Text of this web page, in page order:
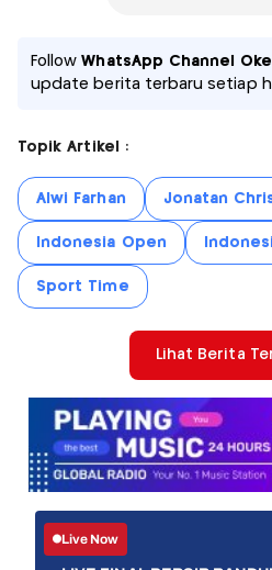
FollowWhatsApp Channel
update berita terbaru setiap
Topik Artikel :
Alwi Farhan Jonatan
Indonesia Open
Sport Time
Lihat Berita
Live Now